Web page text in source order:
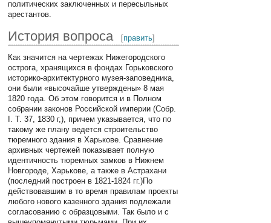
политических заключенных и пересыльных
арестантов.
История вопроса [править]
Как значится на чертежах Нижегородского
острога, хранящихся в фондах Горьковского
историко-архитектурного музея-заповедника,
они были «высочайше утверждены» 8 мая
1820 года. Об этом говорится и в Полном
собрании законов Российской империи (Собр.
I. Т. 37, 1830 г,), причем указывается, что по
такому же плану ведется строительство
тюремного здания в Харькове. Сравнение
архивных чертежей показывает полную
идентичность тюремных замков в Нижнем
Новгороде, Харькове, а также в Астрахани
(последний построен в 1821-1824 гг.)По
действовавшим в то время правилам проекты
любого нового казенного здания подлежали
согласованию с образцовыми. Так было и с